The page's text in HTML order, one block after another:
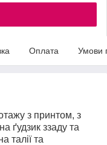
Оплата Умови
з принтом, з
ґудзик ззаду та
талії та